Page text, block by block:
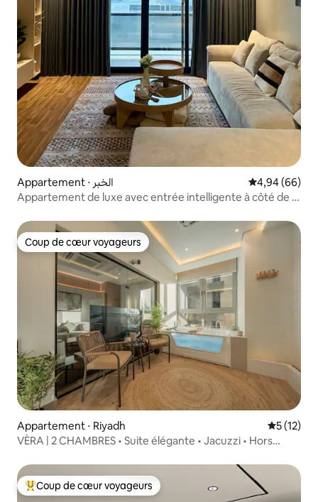
Appartement ⋅ الخبر Évaluation
4,94 (66)
Appartement de luxe avec entrée intelligente à côté de la
Coup de cœur voyageurs
Coup de cœur voyageurs
Appartement ⋅ Riyadh
5 (12)
VÈRA | 2 CHAMBRES • Suite élégante • Jacuzzi • Hors
Coups de cœur voyageurs les plus appréciés
Coup de cœur voyageurs